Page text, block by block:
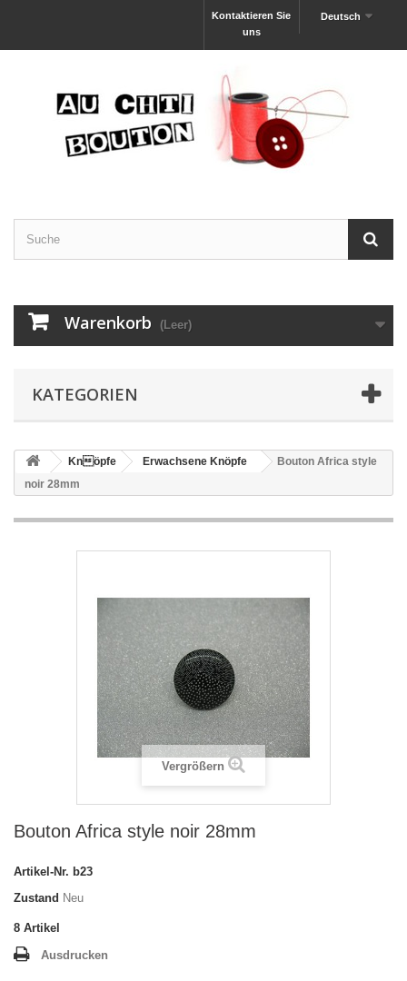
Deutsch
Kontaktieren Sie
uns
Warenkorb (Leer)
KATEGORIEN
Knöpfe Erwachsene Knöpfe
Bouton Africa style
noir 28mm
Vergrößern
Bouton Africa style noir 28mm
Artikel-Nr. b23
Zustand Neu
8 Artikel
Ausdrucken